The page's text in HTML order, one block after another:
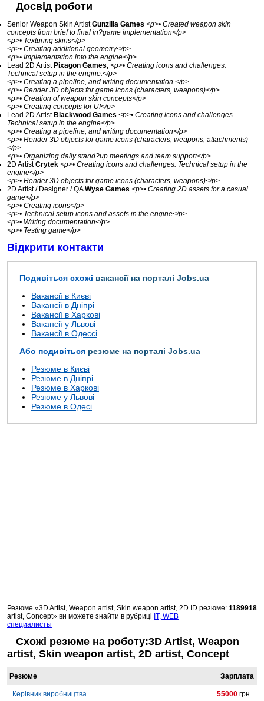
Досвід роботи
Senior Weapon Skin ArtistGunzilla Games <p>• Created weapon skin
concepts from brief to final in?game implementation</p>
<p>• Texturing skins</p>
<p>• Creating additional geometry</p>
<p>• Implementation into the engine</p>
Lead 2D Artist Pixagon Games, <p>• Creating icons and challenges.
Technical setup in the engine.</p>
<p>• Creating a pipeline, and writing documentation.</p>
<p>• Render 3D objects for game icons (characters, weapons)</p>
<p>• Creation of weapon skin concepts</p>
<p>• Creating concepts for UI</p>
Lead 2D Artist Blackwood Games <p>• Creating icons and challenges.
Technical setup in the engine</p>
<p>• Creating a pipeline, and writing documentation</p>
<p>• Render 3D objects for game icons (characters, weapons, attachments)
</p>
<p>• Organizing daily stand?up meetings and team support</p>
2D ArtistCrytek <p>• Creating icons and challenges. Technical setup in the
engine</p>
<p>• Render 3D objects for game icons (characters, weapons)</p>
2D Artist / Designer / QAWyse Games <p>• Creating 2D assets for a casual
game</p>
<p>• Creating icons</p>
<p>• Technical setup icons and assets in the engine</p>
<p>• Writing documentation</p>
<p>• Testing game</p>
Відкрити контакти
Подивіться схожі вакансії на порталі Jobs.ua
Вакансії в Києві
Вакансії в Дніпрі
Вакансії в Харкові
Вакансії у Львові
Вакансії в Одессі
Або подивіться резюме на порталі Jobs.ua
Резюме в Києві
Резюме в Дніпрі
Резюме в Харкові
Резюме у Львові
Резюме в Одесі
Резюме «3D Artist, Weapon artist, Skin weapon artist, 2D
artist, Concept» ви можете знайти в рубриці IT, WEB
специалисты
ID резюме: 1189918
Схожі резюме на роботу:3D Artist, Weapon
artist, Skin weapon artist, 2D artist, Concept
Резюме Зарплата
Керівник виробництва 55000 грн.